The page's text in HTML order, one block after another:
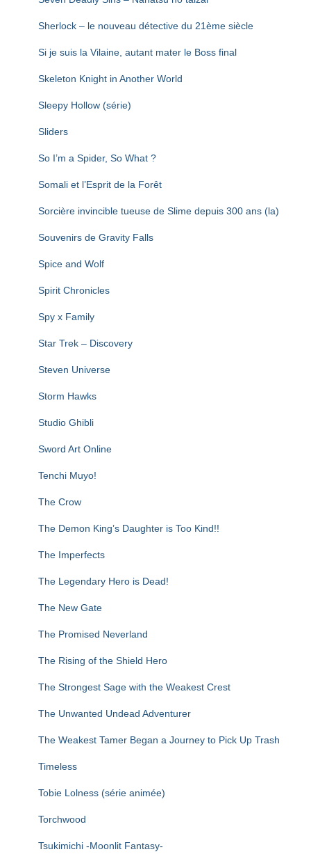
Sherlock – le nouveau détective du 21ème siècle
Si je suis la Vilaine, autant mater le Boss final
Skeleton Knight in Another World
Sleepy Hollow (série)
Sliders
So I’m a Spider, So What ?
Somali et l’Esprit de la Forêt
Sorcière invincible tueuse de Slime depuis 300 ans (la)
Souvenirs de Gravity Falls
Spice and Wolf
Spirit Chronicles
Spy x Family
Star Trek – Discovery
Steven Universe
Storm Hawks
Studio Ghibli
Sword Art Online
Tenchi Muyo!
The Crow
The Demon King’s Daughter is Too Kind!!
The Imperfects
The Legendary Hero is Dead!
The New Gate
The Promised Neverland
The Rising of the Shield Hero
The Strongest Sage with the Weakest Crest
The Unwanted Undead Adventurer
The Weakest Tamer Began a Journey to Pick Up Trash
Timeless
Tobie Lolness (série animée)
Torchwood
Tsukimichi -Moonlit Fantasy-